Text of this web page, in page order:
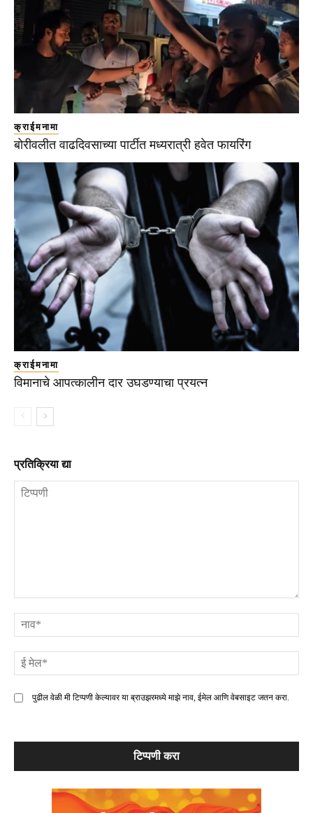
क्राईमनामा
बोरीवलीत वाढदिवसाच्या पार्टीत मध्यरात्री हवेत फायरिंग
क्राईमनामा
विमानाचे आपत्कालीन दार उघडण्याचा प्रयत्न
प्रतिक्रिया द्या
पुढील वेळी मी टिप्पणी केल्यावर या ब्राउझरमध्ये माझे नाव, ईमेल आणि वेबसाइट जतन करा.